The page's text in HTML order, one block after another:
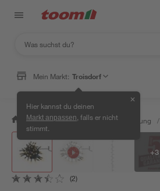
Mein Markt: Troisdorf
Hier kannst du deinen
Markt anpassen , falls er nicht
stimmt.
✕
/ Wohnen & Haushalt / Beleuchtung /
+3
(2)